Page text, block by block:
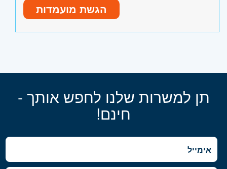
הגשת מועמדות
תן למשרות שלנו לחפש אותך -
חינם!